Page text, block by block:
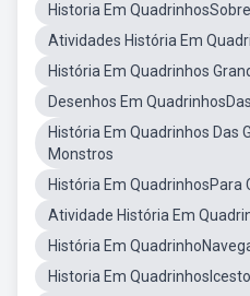
Historia Em
Atividades História Em
História Em Quadrinhos
Desenhos Em
História Em Quadrinhos Das
Monstros
História Em QuadrinhosPara
Atividade História Em
História Em
Historia Em QuadrinhosIcesto